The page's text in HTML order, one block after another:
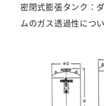
密閉式膨張タンク：
ムのガス透過性につ